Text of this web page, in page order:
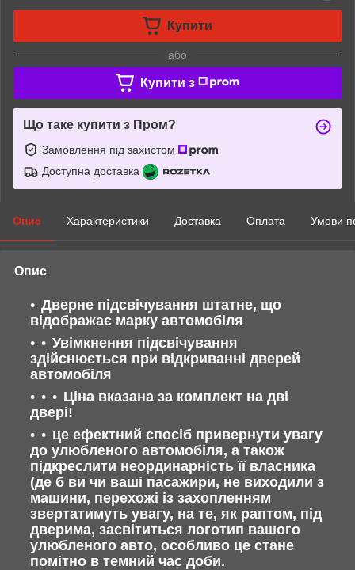
Купити
або
Купити з
Що таке купити з Пром?
Замовлення під захистом
Доступна доставка
Опис Характеристики Доставка Оплата Умови
Опис
Дверне підсвічування штатне, що
відображає марку автомобіля
Увімкнення підсвічування
здійснюється при відкриванні дверей
автомобіля
Ціна вказана за комплект на дві
двері!
це ефектний спосіб привернути увагу
до улюбленого автомобіля, а також
підкреслити неординарність її власника
(де б ви чи ваші пасажири, не виходили з
машини, перехожі із захопленням
звертатимуть увагу, на те, як раптом, під
дверима, засвітиться логотип вашого
улюбленого авто, особливо це стане
помітно в темний час доби.